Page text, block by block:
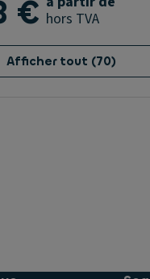
€ hors TVA
Afficher tout (70)